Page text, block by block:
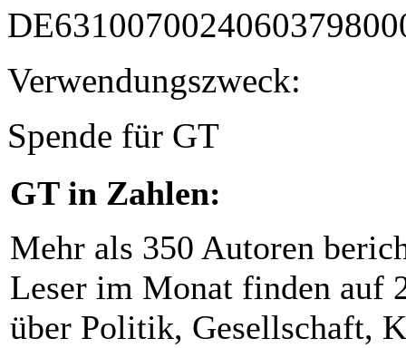
Verwendungszweck:
Spende für GT
GT in Zahlen:
Mehr als 350 Autoren
Leser im Monat finden auf
über Politik, Gesellschaft,